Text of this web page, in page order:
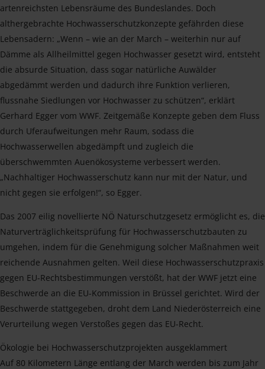
artenreichsten Lebensräume des Bundeslandes. Doch
althergebrachte Hochwasserschutzkonzepte gefährden diese
Lebensadern: „Wenn – wie an der March – weiterhin nur auf
Dämme als Allheilmittel gegen Hochwasser gesetzt wird, entsteht
die absurde Situation, dass sogar natürliche Auwälder
abgedämmt werden und dadurch ihre Funktion verlieren,
flussnahe Siedlungen vor Hochwasser zu schützen“, erklärt
Gerhard Egger vom WWF. Zeitgemäße Konzepte geben dem Fluss
durch Uferaufweitungen mehr Raum, sodass die
Hochwasserwellen abgedämpft und zugleich die
überschwemmten Auenökosysteme verbessert werden.
„Nachhaltiger Hochwasserschutz kann nur mit der Natur, und
nicht gegen sie erfolgen!“, so Egger.
Das 2007 eilig novellierte NÖ Naturschutzgesetz ermöglicht es, die
Naturverträglichkeitsprüfung für Hochwasserschutzbauten zu
umgehen, indem für die Genehmigung solcher Maßnahmen weit
reichende Ausnahmen gelten. Weil diese Hochwasserschutzpraxis
gegen EU-Rechtsbestimmungen verstößt, hat der WWF jetzt eine
Beschwerde an die EU-Kommission in Brüssel gerichtet. Wird der
Beschwerde stattgegeben, droht dem Land Niederösterreich eine
Verurteilung wegen Verstoßes gegen das EU-Recht.
Ökologie bei Hochwasserschutzprojekten ausgeklammert
Auf 80 Kilometern Länge entlang der March werden bis zum Jahr